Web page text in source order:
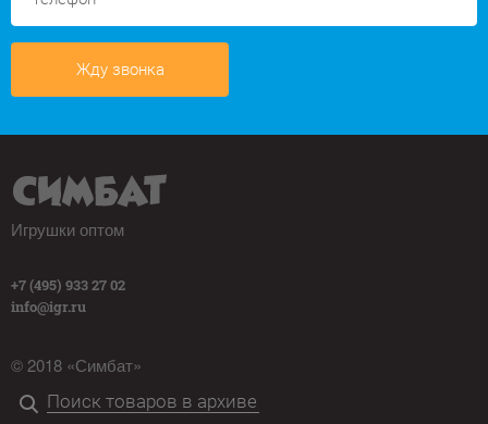
Жду звонка
Игрушки оптом
+7 (495) 933 27 02
info@igr.ru
© 2018 «Симбат»